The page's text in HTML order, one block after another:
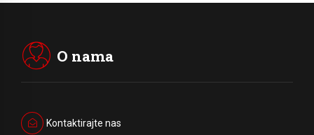
O nama
Kontaktirajte nas